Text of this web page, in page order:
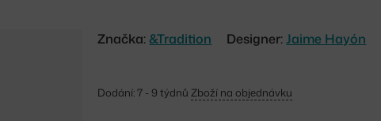
Značka: &Tradition Designer:Jaime Hayón
Dodání: 7 - 9 týdnůZboží na objednávku